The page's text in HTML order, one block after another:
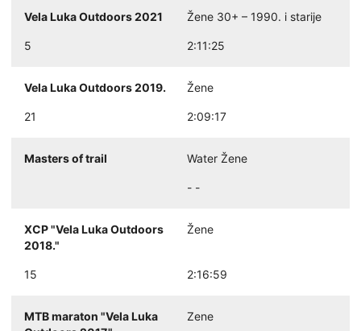
Vela Luka Outdoors 2021 Žene 30+ – 1990. i starije
5 2:11:25
Vela Luka Outdoors 2019. Žene
21 2:09:17
Masters of trail Water Žene
- -
XCP "Vela Luka Outdoors
2018."
Žene
15 2:16:59
MTB maraton "Vela Luka
Zene